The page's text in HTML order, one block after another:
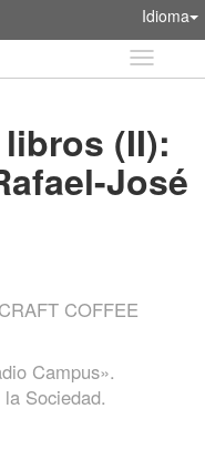
Idioma
Idioma
(II):
José
COFFEE
Campus».
Sociedad.